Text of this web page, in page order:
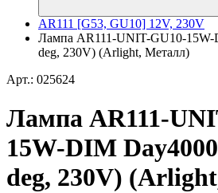
AR111 [G53, GU10] 12V, 230V
Лампа AR111-UNIT-GU10-
deg, 230V) (Arlight, Металл)
Арт.: 025624
Лампа AR111-
15W-DIM
deg, 230V)